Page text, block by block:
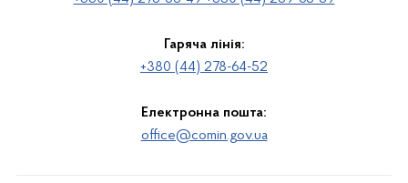
Гаряча лінія:
+380 (44) 278-64-52
Електронна пошта:
office@comin.gov.ua